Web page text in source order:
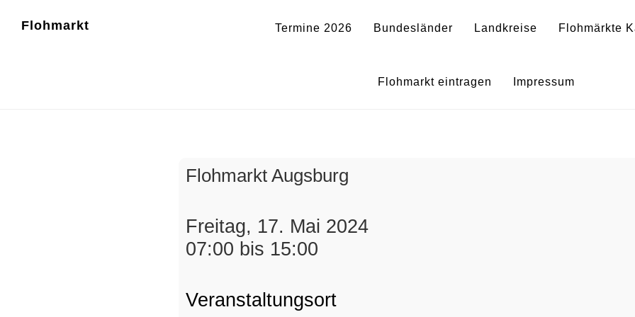
Flohmarkt Termine 2026 Bundesländer Landkreise Flohmärkte
Flohmarkt eintragen Impressum
Trödelmarkt bei der Rockfabrik Rofa
Flohmarkt Augsburg
Freitag, 17. Mai 2024
07:00 bis 15:00
Veranstaltungsort